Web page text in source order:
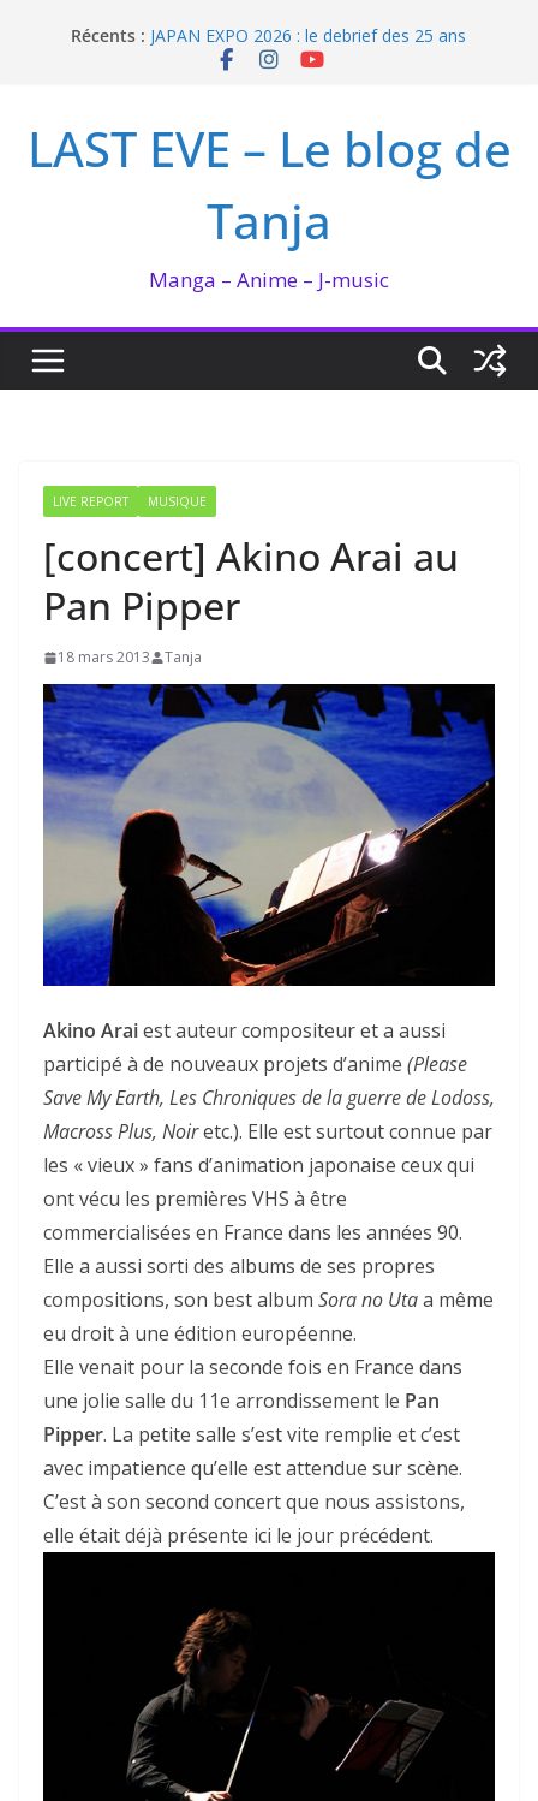
Récents : JAPAN EXPO 2026 : le debrief des 25 ans
Bilan lecture et visionnage de juillet 2026
Enomoto n’est pas un ange
LAST EVE – Le blog de
Tanja
Manga – Anime – J-music
LIVE REPORT MUSIQUE
[concert] Akino Arai au
Pan Pipper
18 mars 2013 Tanja
Akino Araiest auteur compositeur et a aussi
participé à de nouveaux projets d’anime (Please
Save My Earth, Les Chroniques de la guerre de Lodoss,
Macross Plus, Noiretc.). Elle est surtout connue par
les « vieux » fans d’animation japonaise ceux qui
ont vécu les premières VHS à être
commercialisées en France dans les années 90.
Elle a aussi sorti des albums de ses propres
compositions, son best album Sora no Utaa même
eu droit à une édition européenne.
Elle venait pour la seconde fois en France dans
une jolie salle du 11e arrondissement le Pan
Pipper. La petite salle s’est vite remplie et c’est
avec impatience qu’elle est attendue sur scène.
C’est à son second concert que nous assistons,
elle était déjà présente ici le jour précédent.